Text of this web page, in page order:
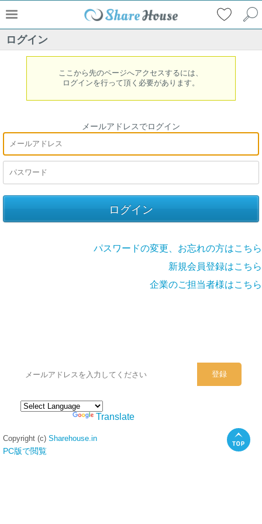
ログイン
ここから先のページへアクセスするには、
ログインを行って頂く必要があります。
メールアドレスでログイン
パスワードの変更、お忘れの方はこちら
新規会員登録はこちら
企業のご担当者様はこちら
Translate
Copyright (c) Sharehouse.in
PC版で閲覧